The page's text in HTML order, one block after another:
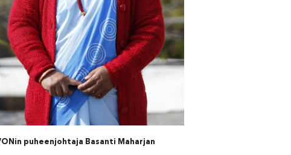
puheenjohtaja Basanti Maharjan